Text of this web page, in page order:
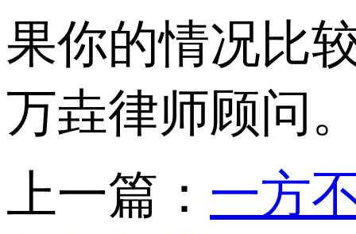
果你的情况比
万垚律师顾问
上一篇： 一方